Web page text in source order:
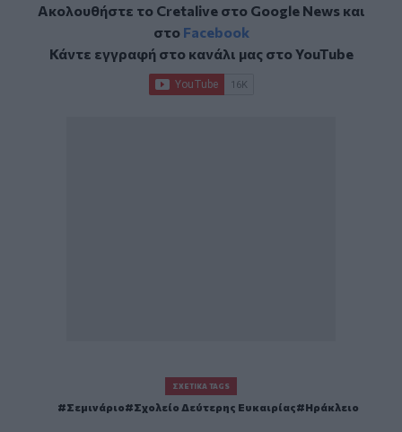
Ακολουθήστε το Cretalive στο Google Newsκαι
στο Facebook
Κάντε εγγραφή στο κανάλι μας στοYouTube
ΣΧΕΤΙΚΆ TAGS
Σεμινάριο Σχολείο Δεύτερης Ευκαιρίας Ηράκλειο